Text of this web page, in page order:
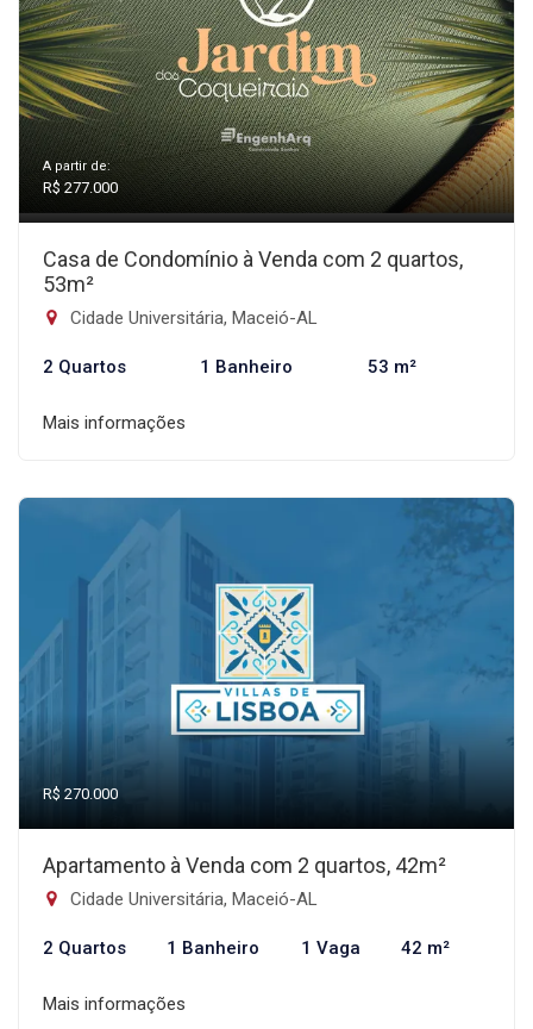
A partir de:
R$ 277.000
Casa de Condomínio à Venda com 2 quartos,
53m²
Cidade Universitária, Maceió-AL
2 Quartos 1 Banheiro 53 m²
Mais informações
R$ 270.000
Apartamento à Venda com 2 quartos, 42m²
Cidade Universitária, Maceió-AL
2 Quartos 1 Banheiro 1 Vaga 42 m²
Mais informações